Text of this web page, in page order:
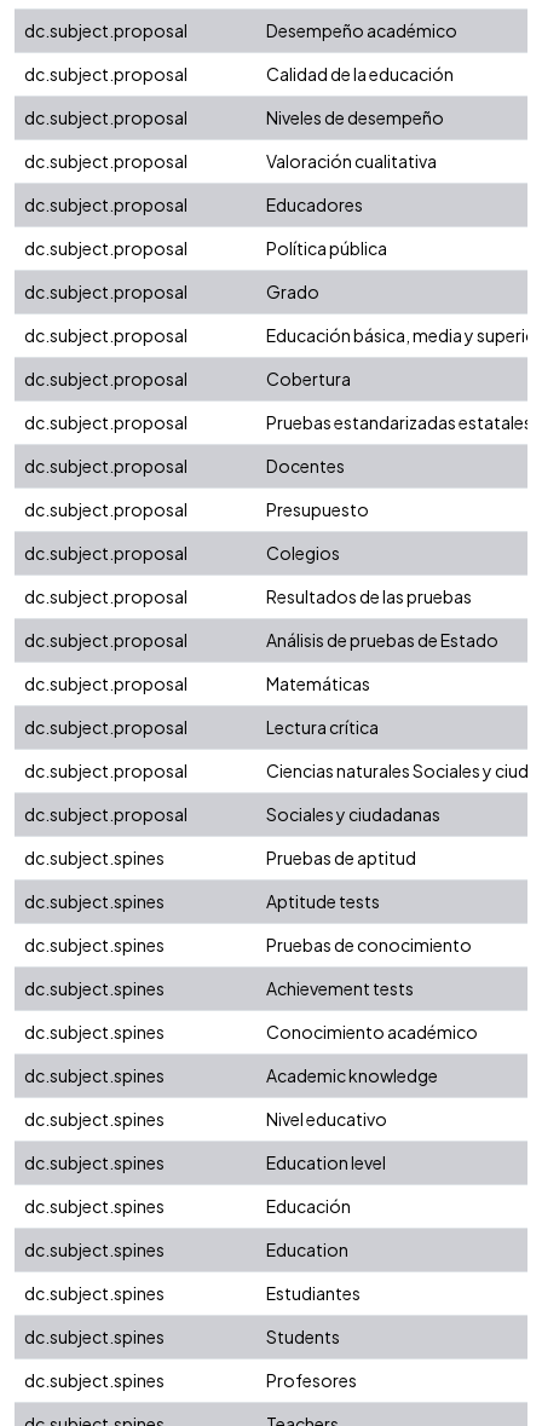
dc.subject.proposal
Desempeño académico
dc.subject.proposal
Calidad de la educación
dc.subject.proposal
Niveles de desempeño
dc.subject.proposal
Valoración cualitativa
dc.subject.proposal
Educadores
dc.subject.proposal
Política pública
dc.subject.proposal
Grado
dc.subject.proposal
Educación básica, media y superior
dc.subject.proposal
Cobertura
dc.subject.proposal
Pruebas estandarizadas estatales
dc.subject.proposal
Docentes
dc.subject.proposal
Presupuesto
dc.subject.proposal
Colegios
dc.subject.proposal
Resultados de las pruebas
dc.subject.proposal
Análisis de pruebas de Estado
dc.subject.proposal
Matemáticas
dc.subject.proposal
Lectura crítica
dc.subject.proposal
Ciencias naturales Sociales y
dc.subject.proposal
Sociales y ciudadanas
dc.subject.spines
Pruebas de aptitud
dc.subject.spines
Aptitude tests
dc.subject.spines
Pruebas de conocimiento
dc.subject.spines
Achievement tests
dc.subject.spines
Conocimiento académico
dc.subject.spines
Academic knowledge
dc.subject.spines
Nivel educativo
dc.subject.spines
Education level
dc.subject.spines
Educación
dc.subject.spines
Education
dc.subject.spines
Estudiantes
dc.subject.spines
Students
dc.subject.spines
Profesores